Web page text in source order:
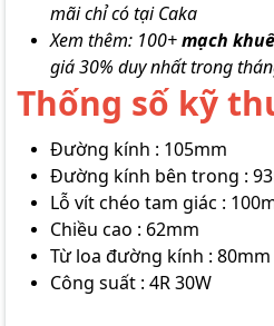
mãi chỉ có tại Caka
Xem thêm: 100+mạch
giá 30% duy nhất trong
Thống số kỹ
Đường kính : 105mm
Đường kính bên trong :
Lỗ vít chéo tam giác :
Chiều cao : 62mm
Từ loa đường kính : 80mm
Công suất : 4R 30W